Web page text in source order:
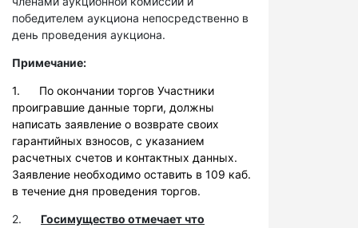
победителем аукциона непосредственно в
день проведения аукциона.
Примечание:
1. По окончании торгов Участники
проигравшие данные торги, должны
написать заявление о возврате своих
гарантийных взносов, с указанием
расчетных счетов и контактных данных.
Заявление необходимо оставить в 109 каб.
в течение дня проведения торгов.
2. Госимущество отмечает что